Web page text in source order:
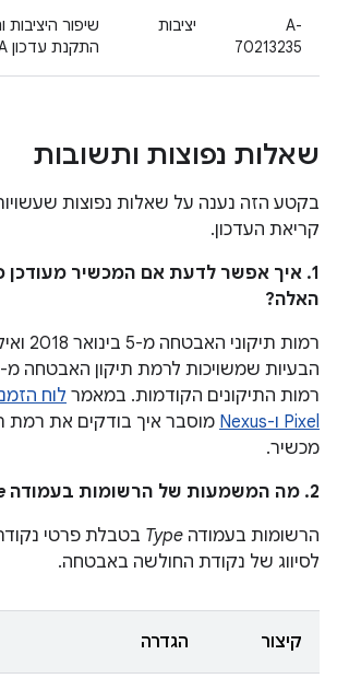
A-
70213235
יציבות
שיפור היציבות
התקנת עדכון OTA.
שאלות נפוצות ותשובות
בקטע הזה נענה על שאלות נפוצות
קריאת העדכון.
1. איך אפשר לדעת אם המכשיר מעודכן
האלה?
רמות
רמות התיקונים הקודמות. במאמר לוח
Pixel ו-Nexus
מוסבר איך בודקים את רמת
מכשיר.
2. מה המשמעות של הרשומות בעמודה
הרשומות בעמודה Type בטבלת פרטי
לסיווג של נקודת החולשה באבטחה.
קיצור הגדרה